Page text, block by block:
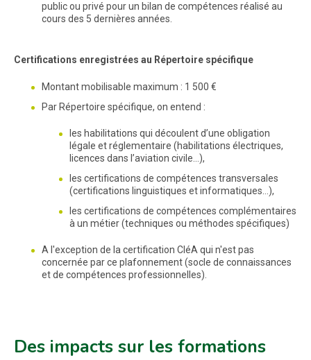
public ou privé pour un bilan de compétences réalisé au
cours des 5 dernières années.
Certifications enregistrées au Répertoire spécifique
Montant mobilisable maximum : 1 500 €
Par Répertoire spécifique, on entend :
les habilitations qui découlent d’une obligation
légale et réglementaire (habilitations électriques,
licences dans l’aviation civile…),
les certifications de compétences transversales
(certifications linguistiques et informatiques…),
les certifications de compétences complémentaires
à un métier (techniques ou méthodes spécifiques)
A l'exception de la certification CléA qui n'est pas
concernée par ce plafonnement (socle de connaissances
et de compétences professionnelles).
Des impacts sur les formations